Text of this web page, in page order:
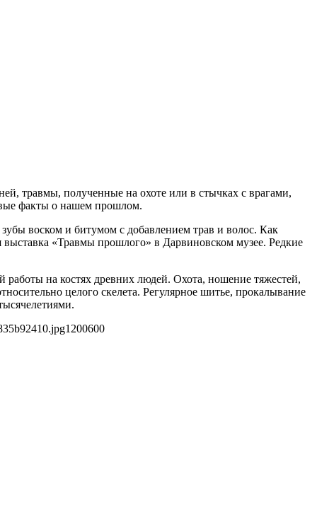
травмы, полученные на охоте или в стычках с врагами,
факты о нашем прошлом.
воском и битумом с добавлением трав и волос. Как
«Травмы прошлого» в Дарвиновском музее. Редкие
работы на костях древних людей. Охота, ношение тяжестей,
целого скелета. Регулярное шитье, прокалывание
1200600